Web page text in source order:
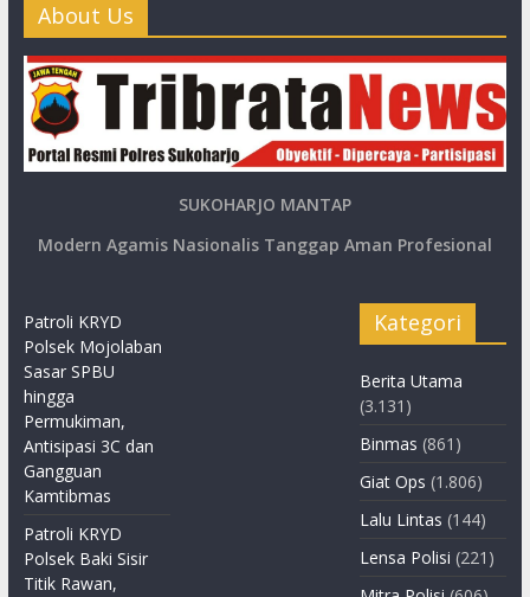
About Us
SUKOHARJO MANTAP
Modern Agamis Nasionalis Tanggap Aman Profesional
Patroli KRYD
Polsek Mojolaban
Sasar SPBU
hingga
Permukiman,
Antisipasi 3C dan
Gangguan
Kamtibmas
Patroli KRYD
Polsek Baki Sisir
Titik Rawan,
Kategori
Berita Utama
(3.131)
Binmas (861)
Giat Ops (1.806)
Lalu Lintas (144)
Lensa Polisi (221)